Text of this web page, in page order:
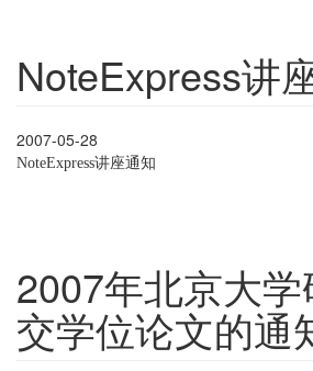
NoteExpress讲
2007-05-28
NoteExpress讲座通知
2007年北京大
交学位论文的通